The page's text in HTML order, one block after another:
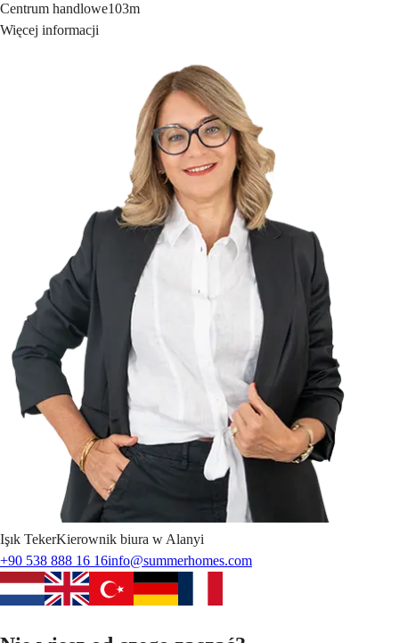
Centrum handlowe103m
Więcej informacji
Işık TekerKierownik biura w Alanyi
+90 538 888 16 16info@summerhomes.com